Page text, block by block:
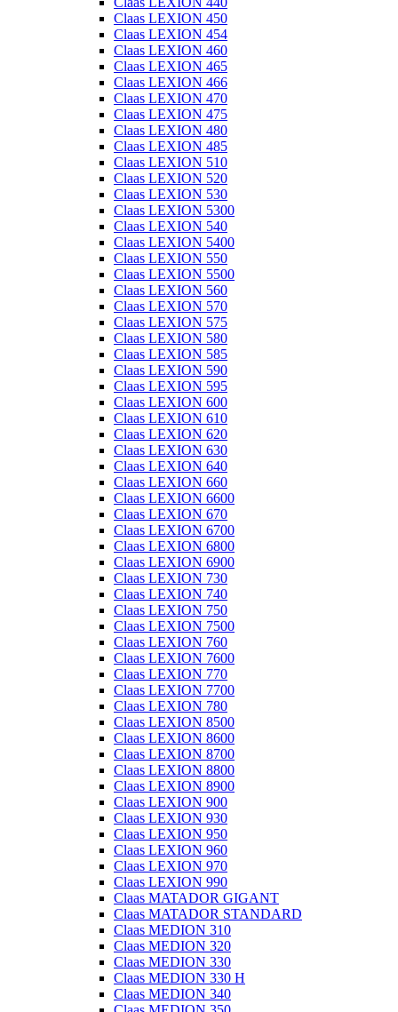
Claas LEXION 450
Claas LEXION 454
Claas LEXION 460
Claas LEXION 465
Claas LEXION 466
Claas LEXION 470
Claas LEXION 475
Claas LEXION 480
Claas LEXION 485
Claas LEXION 510
Claas LEXION 520
Claas LEXION 530
Claas LEXION 5300
Claas LEXION 540
Claas LEXION 5400
Claas LEXION 550
Claas LEXION 5500
Claas LEXION 560
Claas LEXION 570
Claas LEXION 575
Claas LEXION 580
Claas LEXION 585
Claas LEXION 590
Claas LEXION 595
Claas LEXION 600
Claas LEXION 610
Claas LEXION 620
Claas LEXION 630
Claas LEXION 640
Claas LEXION 660
Claas LEXION 6600
Claas LEXION 670
Claas LEXION 6700
Claas LEXION 6800
Claas LEXION 6900
Claas LEXION 730
Claas LEXION 740
Claas LEXION 750
Claas LEXION 7500
Claas LEXION 760
Claas LEXION 7600
Claas LEXION 770
Claas LEXION 7700
Claas LEXION 780
Claas LEXION 8500
Claas LEXION 8600
Claas LEXION 8700
Claas LEXION 8800
Claas LEXION 8900
Claas LEXION 900
Claas LEXION 930
Claas LEXION 950
Claas LEXION 960
Claas LEXION 970
Claas LEXION 990
Claas MATADOR GIGANT
Claas MATADOR STANDARD
Claas MEDION 310
Claas MEDION 320
Claas MEDION 330
Claas MEDION 330 H
Claas MEDION 340